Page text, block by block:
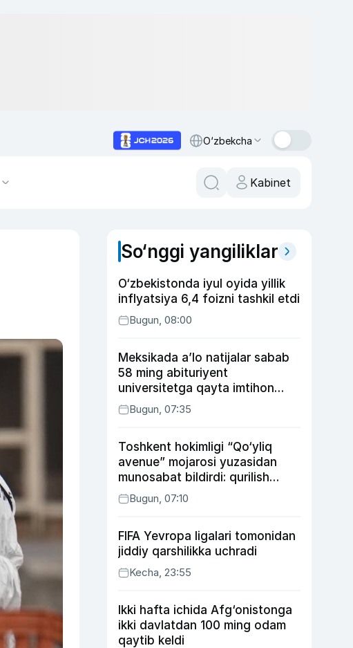
O‘zbekcha
Kabinet
So‘nggi yangiliklar
O‘zbekistonda iyul oyida yillik
inflyatsiya 6,4 foizni tashkil etdi
Bugun, 08:00
Meksikada a’lo natijalar sabab
58 ming abituriyent
universitetga qayta imtihon
topshiradi
Bugun, 07:35
Toshkent hokimligi “Qo‘yliq
avenue” mojarosi yuzasidan
munosabat bildirdi: qurilish
ishlarining 53 foizi yakunlangan
Bugun, 07:10
FIFA Yevropa ligalari tomonidan
jiddiy qarshilikka uchradi
Kecha, 23:55
Ikki hafta ichida Afg‘onistonga
ikki davlatdan 100 ming odam
qaytib keldi